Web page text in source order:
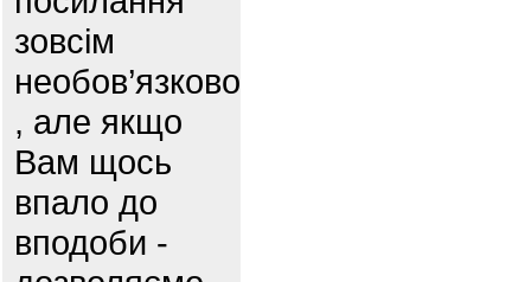
зовсім
необов’язково
, але якщо
Вам щось
впало до
вподоби -